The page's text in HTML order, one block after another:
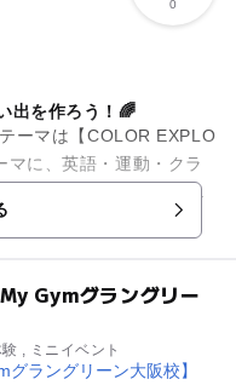
0
出を作ろう！🌈
ーマは【COLOR EXPLO
に、英語・運動・クラ
るさまざまなアクティビ
Gymグラングリー
, ミニイベント